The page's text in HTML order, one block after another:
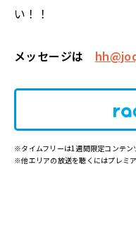
い！！
メッセージは
※タイムフリーは1週間限定コンテン
※他エリアの放送を聴くにはプレミ